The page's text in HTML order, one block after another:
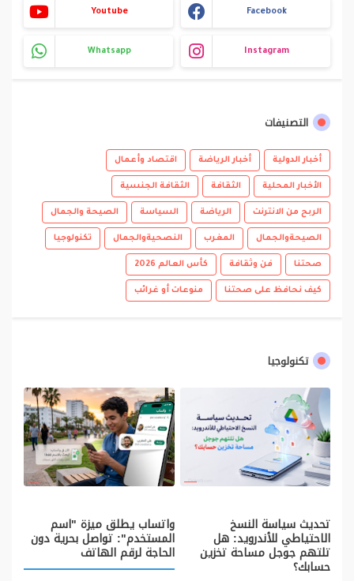
Youtube Facebook
Whatsapp Instagram
التصنيفات
أخبار الدولية أخبار الرياضة اقتصاد وأعمال
الأخبار المحلية الثقافة الثقافة الجنسية
الربح من الانترنت الرياضة السياسة الصيحة والجمال
الصيحةوالجمال المغرب النصحيةوالجمال تكنولوجيا
صحتنا فن وثقافة كأس العالم 2026
كيف نحافظ على صحتنا منوعات أو غرائب
تكنولوجيا
تحديث سياسة النسخ
الاحتياطي للأندرويد: هل
تلتهم جوجل مساحة تخزين
حسابك؟
واتساب يطلق ميزة "اسم
المستخدم": تواصل بحرية دون
الحاجة لرقم الهاتف